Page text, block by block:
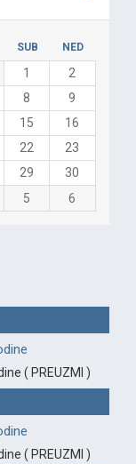
SUB NED
1
2
8
9
15
16
22
23
29
30
5 6
( PREUZMI )
( PREUZMI )